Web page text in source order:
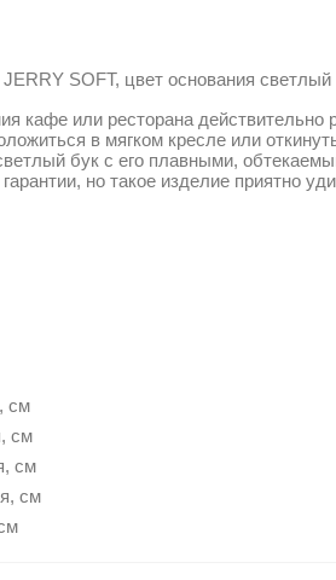
SOFT, цвет основания светлый
кафе или ресторана действительно
в мягком кресле или
бук с его плавными,
но такое изделие приятно
см
см
см
см